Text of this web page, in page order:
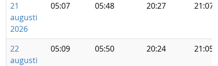
21
augusti
2026
05:07 05:48 20:27 21:07
22
augusti
05:09 05:50 20:24 21:05